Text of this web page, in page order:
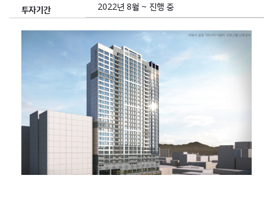
투자기간
2022년 8월 ~ 진행 중